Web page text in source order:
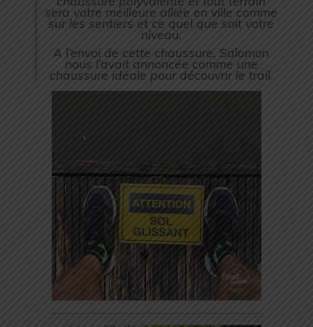
sera votre meilleure alliée en ville comme
sur les sentiers et ce quel que soit votre
niveau.
A l’envoi de cette chaussure, Salomon
nous l’avait annoncée comme une
chaussure idéale pour découvrir le trail.